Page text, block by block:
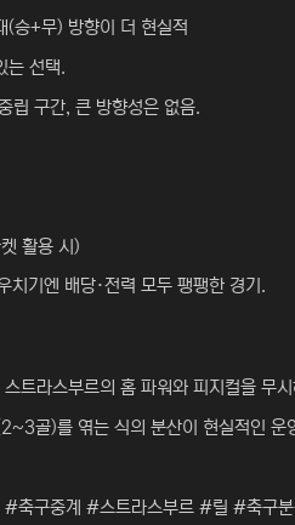
(승+무) 방향이 더 현실적
는 선택.
립 구간, 큰 방향성은 없음.
활용 시)
기엔 배당·전력 모두 팽팽한 경기.
트라스부르의 홈 파워와 피지컬을 무
골)를 엮는 식의 분산이 현실적인 운
축구중계 #스트라스부르 #릴 #축구